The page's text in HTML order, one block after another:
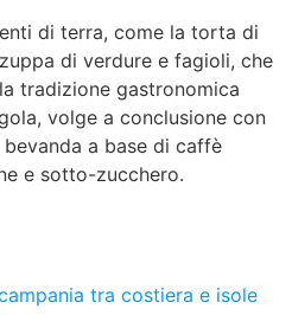
di terra, come la torta di
di verdure e fagioli, che
tradizione gastronomica
volge a conclusione con
a base di caffè
e sotto-zucchero.